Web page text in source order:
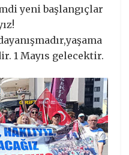
yeni başlangıçlar
1 Mayıs gelecektir.